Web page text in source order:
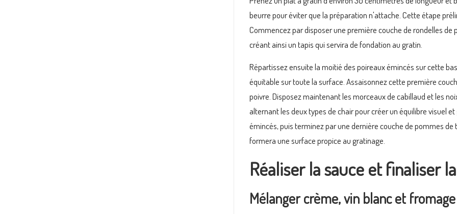
beurre pour éviter que la préparation n'attache. Cette étape
Commencez par disposer une première couche de rondelles
créant ainsi un tapis qui servira de fondation au gratin.
Répartissez ensuite la moitié des poireaux émincés sur cette
équitable sur toute la surface. Assaisonnez cette première
poivre. Disposez maintenant les morceaux de cabillaud et les
alternant les deux types de chair pour créer un équilibre visuel
émincés, puis terminez par une dernière couche de pommes
formera une surface propice au gratinage.
Réaliser la sauce et finaliser
Mélanger crème, vin blanc et